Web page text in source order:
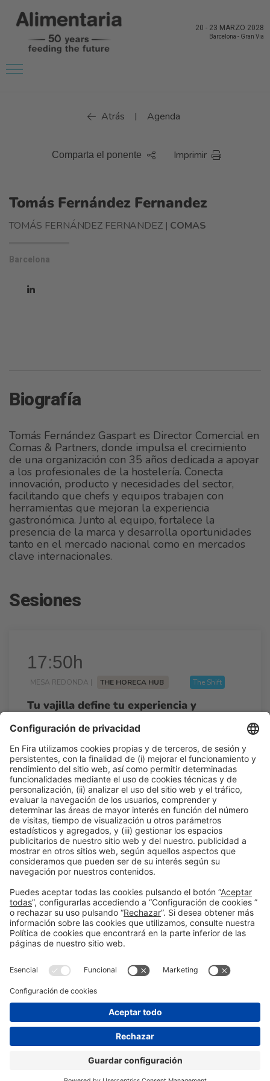
20 - 23 MARZO 2028
Barcelona - Gran Via
Atrás | Agenda
Comparta el ponente Imprimir
Tomás Fernández Fernandez
TOMÁS FERNÁNDEZ FERNANDEZ | COMAS
Barcelona
Biografía
Tomás Fernández Gaspart es Director Comercial en
Comas & Partners, donde impulsa el crecimiento
de una organización con 35 años dedicada a apoyar
a los profesionales de la hostelería. Conecta
innovación, producto y necesidades del sector,
facilitando que chefs y equipos trabajen con
herramientas que mejoran la experiencia
gastronómica. Junto al equipo, fortalece la
presencia de la marca y desarrolla oportunidades
tanto en el mercado nacional como en mercados
clave internacionales.
Sesiones
17:50h
MESA REDONDA | THE HORECA HUB The Shift
Tu vajilla define tu experiencia y
posicionamiento
Mar 24
17:50h - 18:20h
Talk Stage 1 - The Horeca Hub
Acceso libre
Leer más
Información generalAviso legal
#ALIMENTARIA2028
en las redes sociales